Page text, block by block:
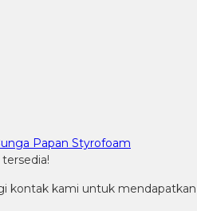
Papan Styrofoam
kontak kami untuk